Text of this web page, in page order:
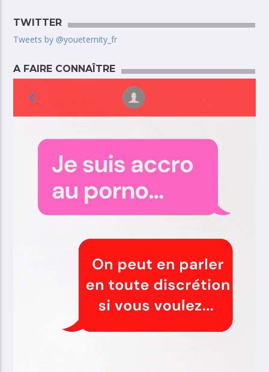
TWITTER
Tweets by @youeternity_fr
A FAIRE CONNAÎTRE